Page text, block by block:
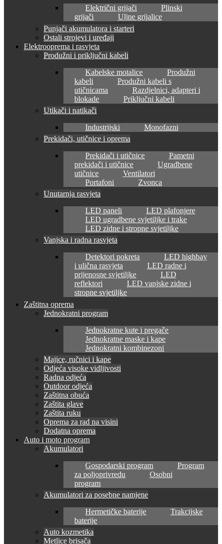
Električni grijači
Plinski
grijači
Uljne grijalice
Punjači akumulatora i starteri
Ostali strojevi i uređaji
Elektrooprema i rasvjeta
Produžni i priključni kabeli
Kabelske motalice
Produžni
kabeli
Produžni kabeli s
utičnicama
Razdjelnici, adapteri i
blokade
Priključni kabeli
Utikači i natikači
Industrijski
Monofazni
Prekidači, utičnice i oprema
Prekidači i utičnice
Pametni
prekidači i utičnice
Ugradbene
utičnice
Ventilatori
Portafoni
Zvonca
Unutarnja rasvjeta
LED paneli
LED plafonjere
LED ugradbene svjetiljke i trake
LED zidne i stropne svjetiljke
Vanjska i radna rasvjeta
Detektori pokreta
LED highbay
i ulična rasvjeta
LED radne i
prijenosne svjetiljke
LED
reflektori
LED vanjske zidne i
stropne svjetiljke
Zaštitna oprema
Jednokratni program
Jednokratne kute i pregače
Jednokratne maske i kape
Jednokratni kombinezoni
Majice, ručnici i kape
Odjeća visoke vidljivosti
Radna odjeća
Outdoor odjeća
Zaštitna obuća
Zaštita glave
Zaštita ruku
Oprema za rad na visini
Dodatna oprema
Auto i moto program
Akumulatori
Gospodarski program
Program
za poljoprivredu
Osobni
program
Akumulatori za posebne namjene
Hermetičke baterije
Trakcijske
baterije
Auto kozmetika
Metlice brisača